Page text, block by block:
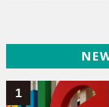
Galaxy（132）